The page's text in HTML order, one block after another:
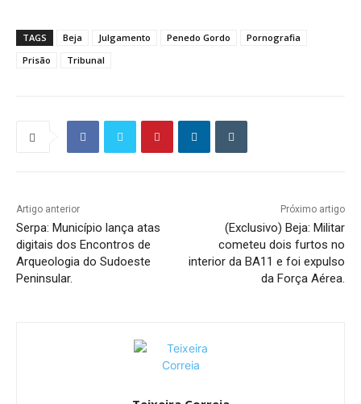
TAGS Beja Julgamento Penedo Gordo
Pornografia
Prisão
Tribunal
Artigo anterior
Serpa: Município lança atas
digitais dos Encontros de
Arqueologia do Sudoeste
Peninsular.
Próximo artigo
(Exclusivo) Beja: Militar
cometeu dois furtos no
interior da BA11 e foi expulso
da Força Aérea.